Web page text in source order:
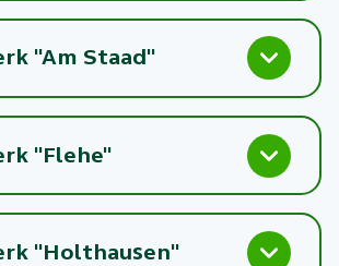
"Am Staad"
"Flehe"
"Holthausen"